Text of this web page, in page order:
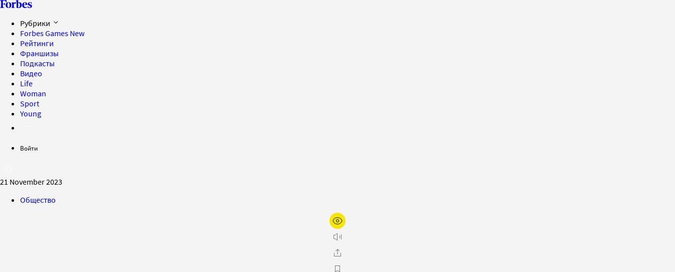
Рубрики
Forbes Games New
Рейтинги
Франшизы
Подкасты
Видео
Life
Woman
Sport
Young
Войти
21 November 2023
Общество